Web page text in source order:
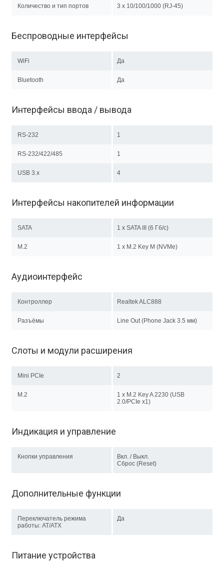
Количество и тип портов 3 x 10/100/1000 (RJ-45)
Беспроводные интерфейсы
WiFi Да
Bluetooth Да
Интерфейсы ввода / вывода
RS-232 1
RS-232/422/485 1
USB 3.x 4
Интерфейсы накопителей информации
SATA 1 x SATA III (6 Гб/с)
M.2 1 x M.2 Key M (NVMe)
Аудиоинтерфейс
Контроллер Realtek ALC888
Разъёмы Line Out (Phone Jack 3.5 мм)
Слоты и модули расширения
Mini PCIe 2
M.2
1 х M.2 Key A 2230 (USB
2.0/PCIe x1)
Индикация и управление
Кнопки управления
Вкл. / Выкл.
Сброс (Reset)
Дополнительные функции
Переключатель режима
работы: AT/ATX
Да
Питание устройства